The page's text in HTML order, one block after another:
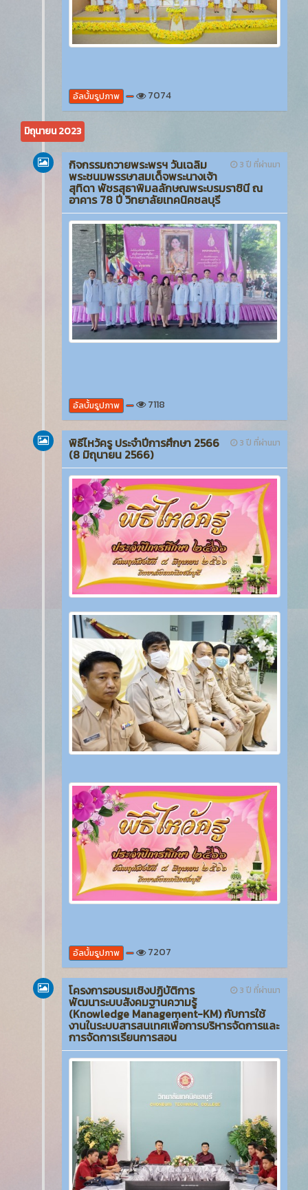
อัลบั้มรูปภาพ 7074
มิถุนายน 2023
3 ปี ที่ผ่านมา
กิจกรรมถวายพระพรฯ วันเฉลิม
พระชนมพรรษาสมเด็จพระนางเจ้า
สุทิดา พัชรสุธาพิมลลักษณพระบรมราชินี ณ
อาคาร 78 ปี วิทยาลัยเทคนิคชลบุรี
อัลบั้มรูปภาพ 7118
3 ปี ที่ผ่านมา
พิธีไหว้ครู ประจำปีการศึกษา 2566
(8 มิถุนายน 2566)
อัลบั้มรูปภาพ 7207
3 ปี ที่ผ่านมา
โครงการอบรมเชิงปฏิบัติการ
พัฒนาระบบสังคมฐานความรู้
(Knowledge Management-KM) กับการใช้
งานในระบบสารสนเทศเพื่อการบริหารจัดการและ
การจัดการเรียนการสอน